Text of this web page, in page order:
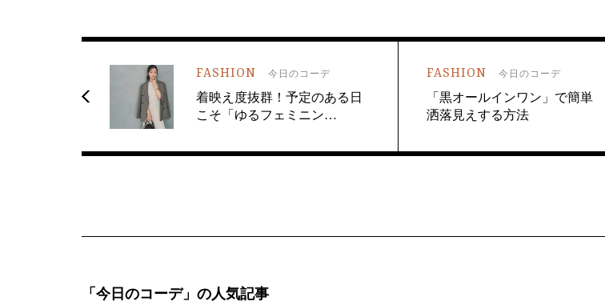
FASHION 今日のコーデ
着映え度抜群！予定のある日
こそ「ゆるフェミニン…
FASHION 今日のコーデ
「黒オールインワン」で簡単
洒落見えする方法
「今日のコーデ」の人気記事